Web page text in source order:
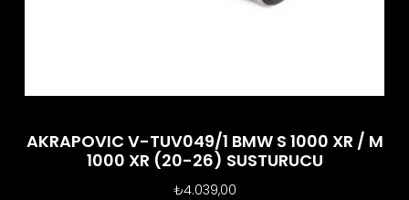
AKRAPOVIC V-TUV049/1 BMW S 1000 XR / M
1000 XR (20-26) SUSTURUCU
₺4.039,00